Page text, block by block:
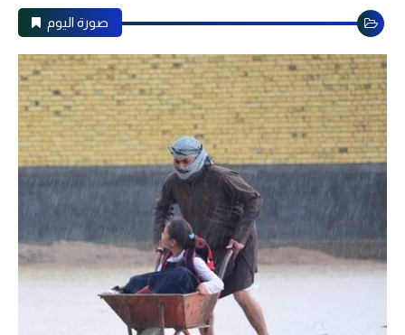
صورة اليوم